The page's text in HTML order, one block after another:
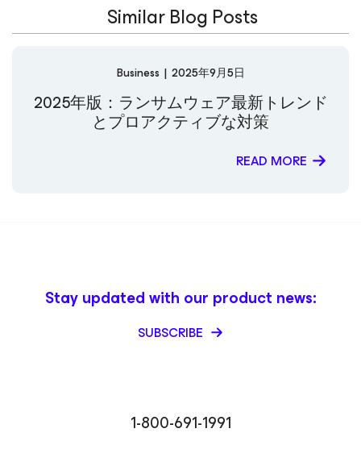
Similar Blog Posts
Business | 2025年9月5日
2025年版：ランサムウェア最新トレンド
とプロアクティブな対策
READ MORE
1-800-691-1991
Stay updated with our product news:
SUBSCRIBE